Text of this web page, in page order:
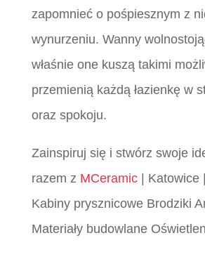
zapomnieć o pośpiesznym z
wynurzeniu. Wanny
właśnie one kuszą takimi
przemienią każdą łazienkę w
oraz spokoju.
Zainspiruj się i stwórz swoje
razem z MCeramic| Katowice
Kabiny prysznicowe Brodziki
Materiały budowlane